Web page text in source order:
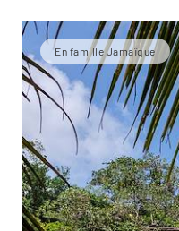
En famille Jamaïque